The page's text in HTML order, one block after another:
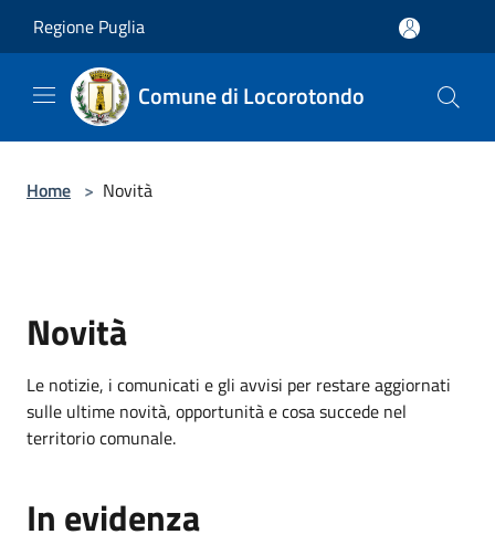
Regione Puglia
Comune di Locorotondo
Home > Novità
Novità
Le notizie, i comunicati e gli avvisi per restare aggiornati
sulle ultime novità, opportunità e cosa succede nel
territorio comunale.
In evidenza